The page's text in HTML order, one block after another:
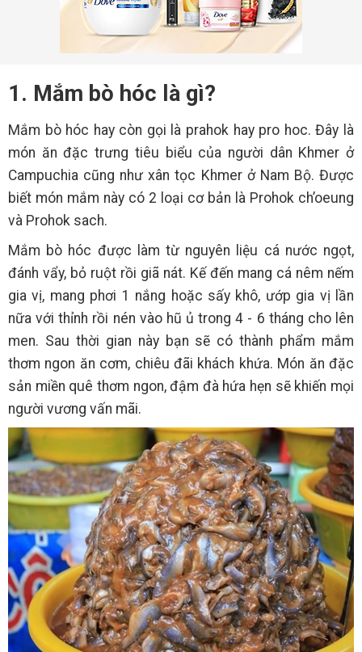
1. Mắm bò hóc là gì?
Mắm bò hóc hay còn gọi là prahok hay pro hoc. Đây là
món ăn đặc trưng tiêu biểu của người dân Khmer ở
Campuchia cũng như xân tọc Khmer ở Nam Bộ. Được
biết món mắm này có 2 loại cơ bản là Prohok ch’oeung
và Prohok sach.
Mắm bò hóc được làm từ nguyên liệu cá nước ngọt,
đánh vẩy, bỏ ruột rồi giã nát. Kế đến mang cá nêm nếm
gia vị, mang phơi 1 nắng hoặc sấy khô, ướp gia vị lần
nữa với thỉnh rồi nén vào hũ ủ trong 4 - 6 tháng cho lên
men. Sau thời gian này bạn sẽ có thành phẩm mắm
thơm ngon ăn cơm, chiêu đãi khách khứa. Món ăn đặc
sản miền quê thơm ngon, đậm đà hứa hẹn sẽ khiến mọi
người vương vấn mãi.